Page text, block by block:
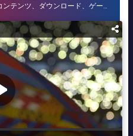
テンツ、ダウンロード、ゲーム
りお得に楽しみましょう！